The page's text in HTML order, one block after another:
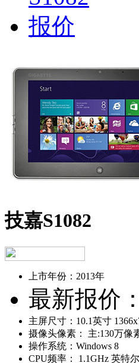
技嘉S1082
上市年份： 2013年
最新报价：
主屏尺寸： 10.1英寸
摄像头像素：
主:130万像
操作系统： Windows 8
CPU频率：
1.1GHz 英特